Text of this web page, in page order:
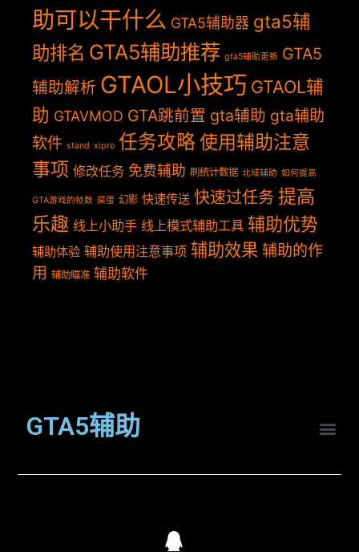
助可以干什么 GTA5辅助器 gta5辅
助排名 GTA5辅助推荐 gta5辅助更新 GTA5
辅助解析 GTAOL小技巧 GTAOL辅
助 GTAVMOD GTA跳前置 gta辅助 gta辅助
软件 stand xipro 任务攻略 使用辅助注意
事项 修改任务 免费辅助 刷统计数据 北域辅助 如何提高
GTA游戏的帧数 屎蛋 幻影 快速传送 快速过任务 提高
乐趣 线上小助手 线上模式辅助工具 辅助优势
辅助体验 辅助使用注意事项 辅助效果 辅助的作
用 辅助瞄准 辅助软件
GTA5辅助